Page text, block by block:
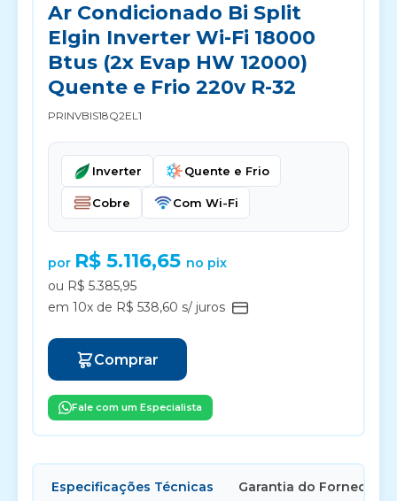
Ar Condicionado Bi Split
Elgin Inverter Wi-Fi 18000
Btus (2x Evap HW 12000)
Quente e Frio 220v R-32
PRINVBIS18Q2EL1
Inverter Quente e Frio
Cobre Com Wi-Fi
por R$ 5.116,65 no pix
ou R$ 5.385,95
em 10x de R$ 538,60 s/ juros
Comprar
Fale com um Especialista
Especificações Técnicas Garantia do Fornecedor